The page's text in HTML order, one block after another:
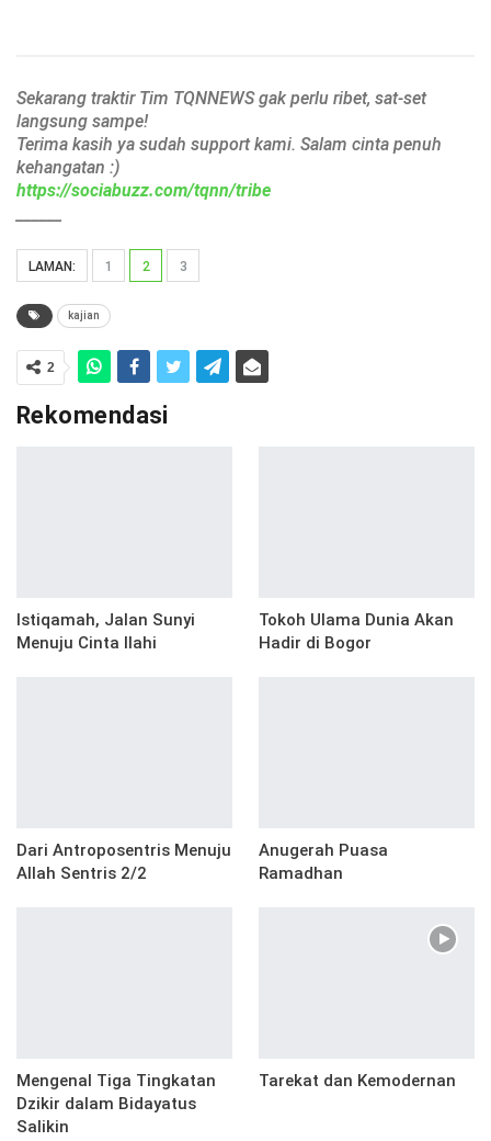
Sekarang traktir Tim TQNNEWS gak perlu ribet, sat-set
langsung sampe!
Terima kasih ya sudah support kami. Salam cinta penuh
kehangatan :)
https://sociabuzz.com/tqnn/tribe
LAMAN: 1 2 3
kajian
2
Rekomendasi
Istiqamah, Jalan Sunyi
Menuju Cinta Ilahi
Tokoh Ulama Dunia Akan
Hadir di Bogor
Dari Antroposentris Menuju
Allah Sentris 2/2
Anugerah Puasa
Ramadhan
Mengenal Tiga Tingkatan
Dzikir dalam Bidayatus
Salikin
Tarekat dan Kemodernan